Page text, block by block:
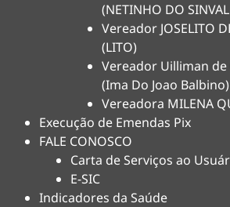
(NETINHO DO
Vereador JOSELITO
(LITO)
Vereador Uilliman
(Ima Do Joao Balbino)
Vereadora MILENA
Execução de Emendas Pix
FALE CONOSCO
Carta de Serviços ao
E-SIC
Indicadores da Saúde